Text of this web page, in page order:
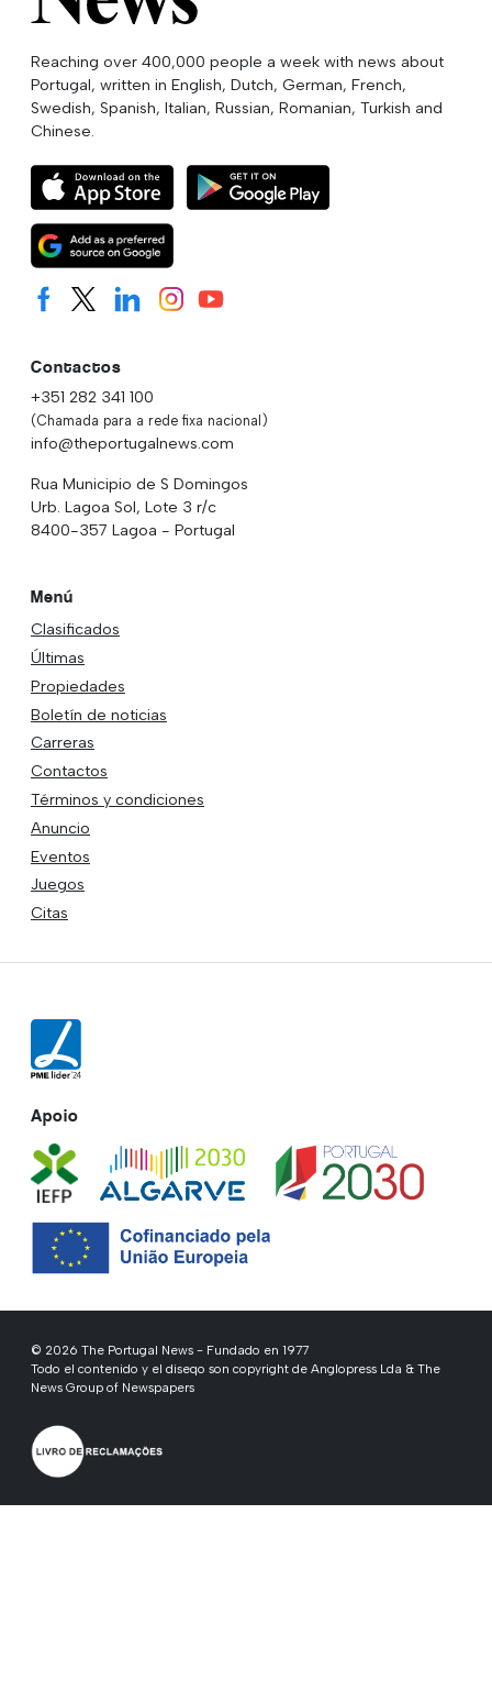
Reaching over 400,000 people a week with news about
Portugal, written in English, Dutch, German, French,
Swedish, Spanish, Italian, Russian, Romanian, Turkish and
Chinese.
Contactos
+351 282 341 100
(Chamada para a rede fixa nacional)
info@theportugalnews.com
Rua Municipio de S Domingos
Urb. Lagoa Sol, Lote 3 r/c
8400-357 Lagoa - Portugal
Menú
Clasificados
Últimas
Propiedades
Boletín de noticias
Carreras
Contactos
Términos y condiciones
Anuncio
Eventos
Juegos
Citas
Apoio
© 2026 The Portugal News - Fundado en 1977
Todo el contenido y el diseqo son copyright de Anglopress Lda & The
News Group of Newspapers